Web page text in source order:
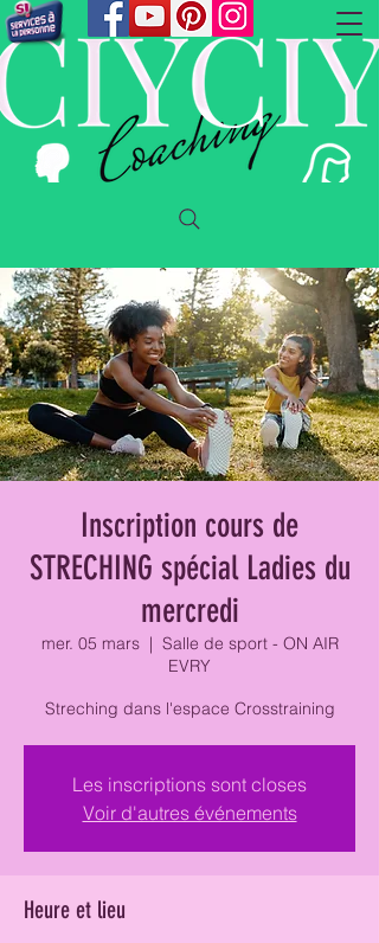
Inscription cours de
STRECHING spécial Ladies du
mercredi
mer. 05 mars
  |
Salle de sport - ON AIR
EVRY
Streching dans l'espace Crosstraining
Les inscriptions sont closes
Voir d'autres événements
Heure et lieu